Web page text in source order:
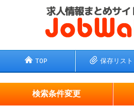
TOP 保存リスト
検索条件変更